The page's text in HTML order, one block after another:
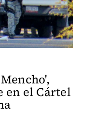
en el Cártel